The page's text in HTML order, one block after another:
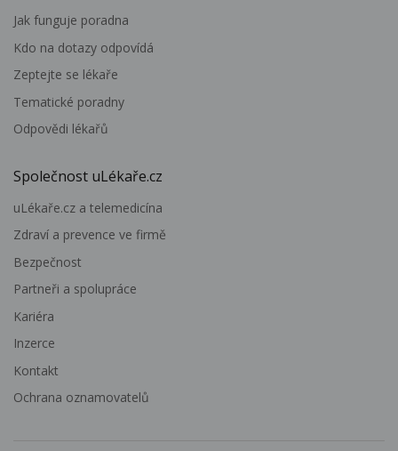
Jak funguje poradna
Kdo na dotazy odpovídá
Zeptejte se lékaře
Tematické poradny
Odpovědi lékařů
Společnost uLékaře.cz
uLékaře.cz a telemedicína
Zdraví a prevence ve firmě
Bezpečnost
Partneři a spolupráce
Kariéra
Inzerce
Kontakt
Ochrana oznamovatelů